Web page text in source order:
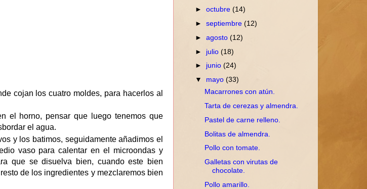
cojan los cuatro moldes, para hacerlos al
el horno, pensar que luego tenemos que
el agua.
y los batimos, seguidamente añadimos el
vaso para calentar en el microondas y
que se disuelva bien, cuando este bien
de los ingredientes y mezclaremos bien
►octubre(14)
►septiembre(12)
►agosto(12)
► julio(18)
► junio(24)
▼ mayo(33)
Macarrones con atún.
Tarta de cerezas y almendra.
Pastel de carne relleno.
Bolitas de almendra.
Pollo con tomate.
Galletas con virutas de
chocolate.
Pollo amarillo.